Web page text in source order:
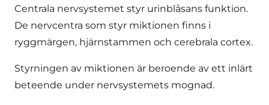
Centrala nervsystemet styr urinblåsans funktion.
De nervcentra som styr miktionen finns i
ryggmärgen, hjärnstammen och cerebrala cortex.
Styrningen av miktionen är beroende av ett inlärt
beteende under nervsystemets mognad.